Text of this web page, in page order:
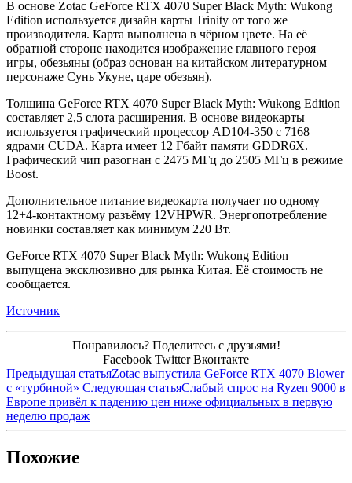
В основе Zotac GeForce RTX 4070 Super Black Myth: Wukong
Edition используется дизайн карты Trinity от того же
производителя. Карта выполнена в чёрном цвете. На её
обратной стороне находится изображение главного героя
игры, обезьяны (образ основан на китайском литературном
персонаже Сунь Укуне, царе обезьян).
Толщина GeForce RTX 4070 Super Black Myth: Wukong Edition
составляет 2,5 слота расширения. В основе видеокарты
используется графический процессор AD104-350 с 7168
ядрами CUDA. Карта имеет 12 Гбайт памяти GDDR6X.
Графический чип разогнан с 2475 МГц до 2505 МГц в режиме
Boost.
Дополнительное питание видеокарта получает по одному
12+4-контактному разъёму 12VHPWR. Энергопотребление
новинки составляет как минимум 220 Вт.
GeForce RTX 4070 Super Black Myth: Wukong Edition
выпущена эксклюзивно для рынка Китая. Её стоимость не
сообщается.
Источник
Понравилось? Поделитесь с друзьями!
Facebook Twitter Вконтакте
Предыдущая статьяZotac выпустила GeForce RTX 4070 Blower
с «турбиной» Следующая статьяСлабый спрос на Ryzen 9000 в
Европе привёл к падению цен ниже официальных в первую
неделю продаж
Похожие